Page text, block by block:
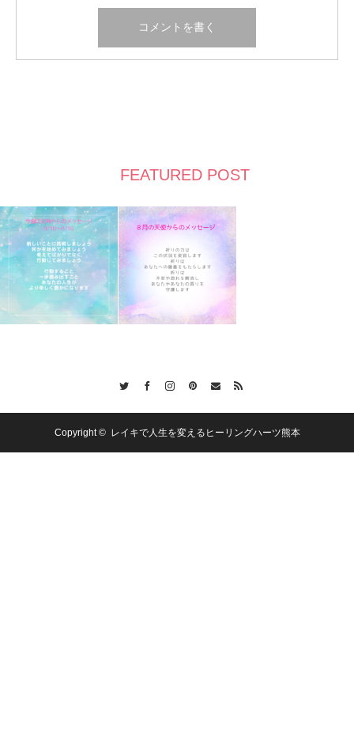
FEATURED POST
Copyright © レイキで人生を変えるヒーリングハーツ熊本